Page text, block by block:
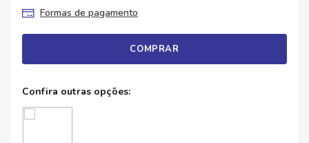
Formas de pagamento
COMPRAR